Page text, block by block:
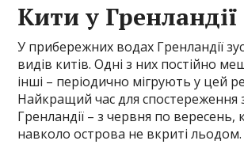
Кити у Гренландії
У прибережних водах Гренландії
видів китів. Одні з них постійно
інші – періодично мігрують у цей
Найкращий час для спостереження
Гренландії – з червня по вересень,
навколо острова не вкриті льодом.